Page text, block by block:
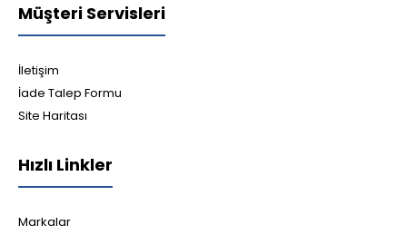
Müşteri Servisleri
İletişim
İade Talep Formu
Site Haritası
Hızlı Linkler
Markalar